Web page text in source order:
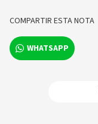
COMPARTIR ESTA NOTA
WHATSAPP